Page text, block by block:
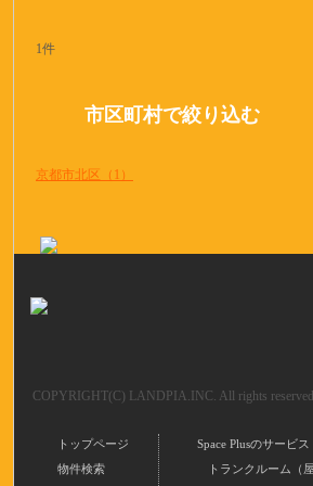
1件
市区町村で絞り込む
京都市北区（1）
トップページ
物件検索
Space Plusのサービス
トランクルーム（
COPYRIGHT(C) LANDPIA.INC. All rights